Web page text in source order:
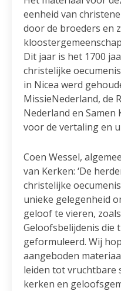
eenheid van
door de broeders en
Dit jaar is het 1700
christelijke
in Nicea werd
MissieNederland, de
Nederland en Samen
voor de vertaling en
Coen Wessel,
van Kerken: ‘De
christelijke
unieke gelegenheid
geloof te vieren,
Geloofsbelijdenis die
geformuleerd. Wij
aangeboden
leiden tot vruchtbare
kerken en